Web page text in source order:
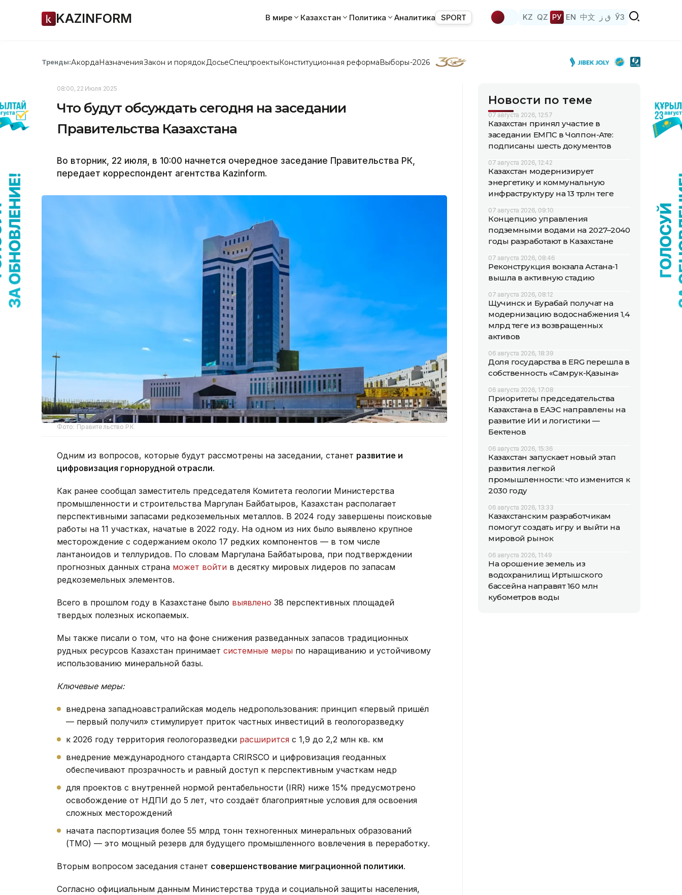
KAZINFORM В мире Казахстан Политика Аналитика SPORT KZ QZ РУ EN 中文 ق ز ЎЗ
Тренды:АкордаНазначенияЗакон и порядок ДосьеСпецпроектыКонституционная реформаВыборы-2026
08:00, 22 Июля 2025
Что будут обсуждать сегодня на заседании
Правительства Казахстана
Во вторник, 22 июля, в 10:00 начнется очередное заседание Правительства РК,
передает корреспондент агентства Kazinform.
Фото: Правительство РК
Одним из вопросов, которые будут рассмотрены на заседании, станет развитие и
цифровизация горнорудной отрасли.
Как ранее сообщал заместитель председателя Комитета геологии Министерства
промышленности и строительства Маргулан Байбатыров, Казахстан располагает
перспективными запасами редкоземельных металлов. В 2024 году завершены поисковые
работы на 11 участках, начатые в 2022 году. На одном из них было выявлено крупное
месторождение с содержанием около 17 редких компонентов — в том числе
лантаноидов и теллуридов. По словам Маргулана Байбатырова, при подтверждении
прогнозных данных страна может войти в десятку мировых лидеров по запасам
редкоземельных элементов.
Всего в прошлом году в Казахстане было выявлено 38 перспективных площадей
твердых полезных ископаемых.
Мы также писали о том, что на фоне снижения разведанных запасов традиционных
рудных ресурсов Казахстан принимает системные меры по наращиванию и устойчивому
использованию минеральной базы.
Ключевые меры:
внедрена западноавстралийская модель недропользования: принцип «первый пришёл
— первый получил» стимулирует приток частных инвестиций в геологоразведку
к 2026 году территория геологоразведки расширится с 1,9 до 2,2 млн кв. км
внедрение международного стандарта CRIRSCO и цифровизация геоданных
обеспечивают прозрачность и равный доступ к перспективным участкам недр
для проектов с внутренней нормой рентабельности (IRR) ниже 15% предусмотрено
освобождение от НДПИ до 5 лет, что создаёт благоприятные условия для освоения
сложных месторождений
начата паспортизация более 55 млрд тонн техногенных минеральных образований
(ТМО) — это мощный резерв для будущего промышленного вовлечения в переработку.
Вторым вопросом заседания станет совершенствование миграционной политики.
Согласно официальным данным Министерства труда и социальной защиты населения,
Новости по теме
07 августа 2026, 12:57
Казахстан принял участие в
заседании ЕМПС в Чолпон-Ате:
подписаны шесть документов
07 августа 2026, 12:42
Казахстан модернизирует
энергетику и коммунальную
инфраструктуру на 13 трлн теңге
07 августа 2026, 09:10
Концепцию управления
подземными водами на 2027–2040
годы разработают в Казахстане
07 августа 2026, 08:46
Реконструкция вокзала Астана-1
вышла в активную стадию
07 августа 2026, 08:12
Щучинск и Бурабай получат на
модернизацию водоснабжения 1,4
млрд теңге из возвращенных
активов
06 августа 2026, 18:39
Доля государства в ERG перешла в
собственность «Самрук-Қазына»
06 августа 2026, 17:08
Приоритеты председательства
Казахстана в ЕАЭС направлены на
развитие ИИ и логистики —
Бектенов
06 августа 2026, 15:36
Казахстан запускает новый этап
развития легкой
промышленности: что изменится к
2030 году
06 августа 2026, 13:33
Казахстанским разработчикам
помогут создать игру и выйти на
мировой рынок
06 августа 2026, 11:49
На орошение земель из
водохранилищ Иртышского
бассейна направят 160 млн
кубометров воды